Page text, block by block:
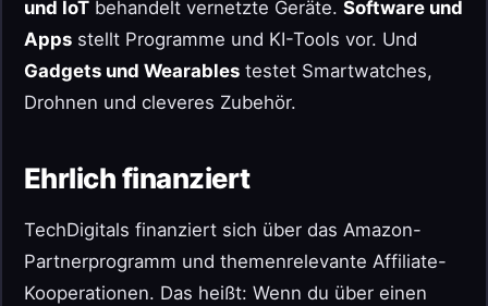
und IoT behandelt vernetzte Geräte. Software und
Apps stellt Programme und KI-Tools vor. Und
Gadgets und Wearables testet Smartwatches,
Drohnen und cleveres Zubehör.
Ehrlich finanziert
TechDigitals finanziert sich über das Amazon-
Partnerprogramm und themenrelevante Affiliate-
Kooperationen. Das heißt: Wenn du über einen